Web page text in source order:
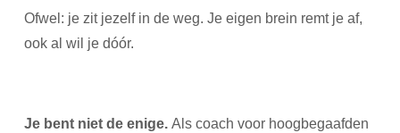
Ofwel: je zit jezelf in de weg. Je eigen brein remt je af,
ook al wil je dóór.
Je bent niet de enige. Als coach voor hoogbegaafden